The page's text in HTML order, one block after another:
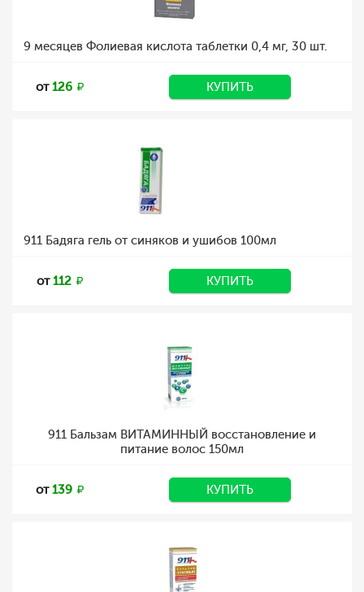
9 месяцев Фолиевая кислота таблетки 0,4 мг, 30 шт.
от126 КУПИТЬ
911 Бадяга гель от синяков и ушибов 100мл
от112 КУПИТЬ
911 Бальзам ВИТАМИННЫЙ восстановление и
питание волос 150мл
от139 КУПИТЬ